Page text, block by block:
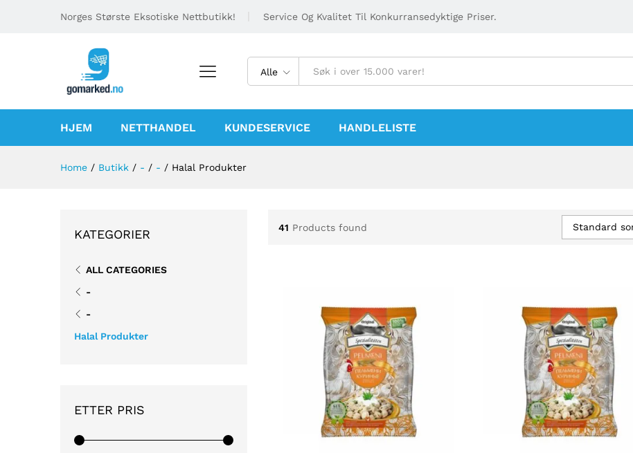
Norges Største Eksotiske Nettbutikk! Service Og Kvalitet Til Konkurransedyktige Priser.
Alle
HJEM NETTHANDEL KUNDESERVICE HANDLELISTE
Home / Butikk / - / - / Halal Produkter
41 Products found Standard
KATEGORIER
ALL CATEGORIES
-
-
Halal Produkter
ETTER PRIS